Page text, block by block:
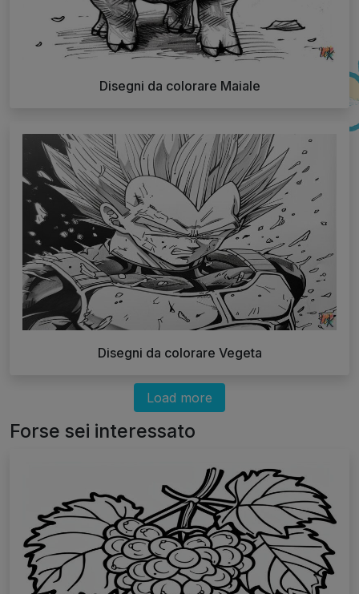
Disegni da colorare Maiale
Disegni da colorare Vegeta
Load more
Forse sei interessato